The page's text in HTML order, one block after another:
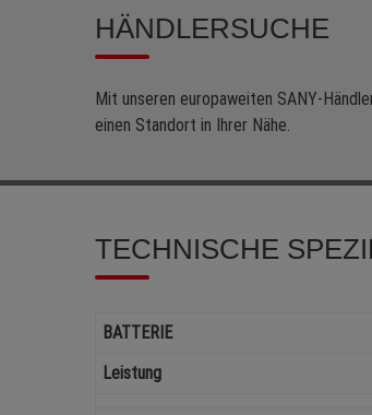
HÄNDLERSUCHE
Mit unseren europaweiten SANY-
einen Standort in Ihrer Nähe.
TECHNISCHE
BATTERIE
Leistung